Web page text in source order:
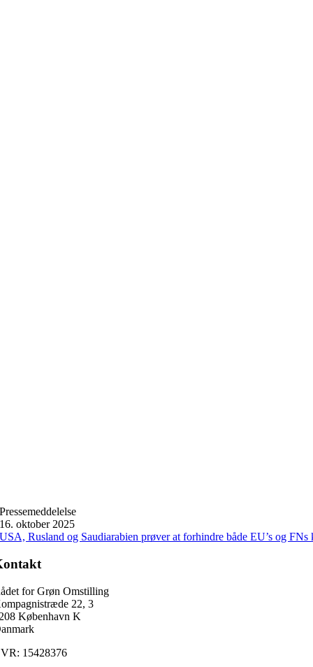
Pressemeddelelse
16. oktober 2025
USA, Rusland og Saudiarabien prøver at forhindre både EU’s og
for Grøn Omstilling
22, 3
København K
15428376